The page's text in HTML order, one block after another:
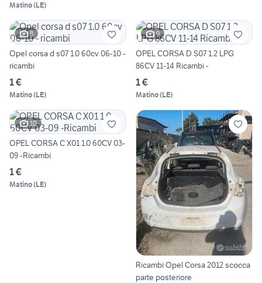
Matino(LE)
8
Opel corsa d s07 1.0 60cv 06-10 -
ricambi
1 €
Matino(LE)
9
OPEL CORSA D S07 1.2 LPG
86CV 11-14 Ricambi -
1 €
Matino(LE)
10
OPEL CORSA C X01 1.0 60CV 03-
09 -Ricambi
1 €
Matino(LE)
Ricambi Opel Corsa 2012 scocca
parte posteriore